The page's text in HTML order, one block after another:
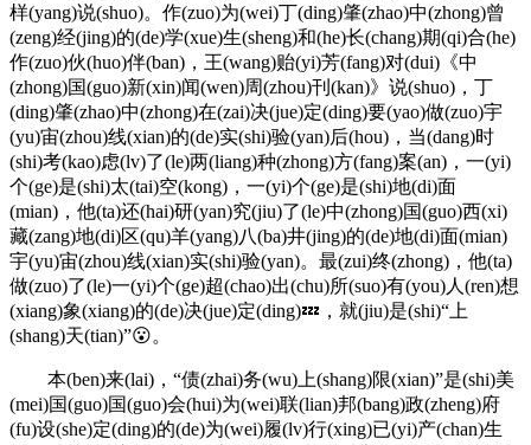
样(yang)说(shuo)。作(zuo)为(wei)丁(ding)肇(zhao)中(zhong)曾
(zeng)经(jing)的(de)学(xue)生(sheng)和(he)长(chang)期(qi)合(he)
作(zuo)伙(huo)伴(ban)，王(wang)贻(yi)芳(fang)对(dui)《中
(zhong)国(guo)新(xin)闻(wen)周(zhou)刊(kan)》说(shuo)，丁
(ding)肇(zhao)中(zhong)在(zai)决(jue)定(ding)要(yao)做(zuo)宇
(yu)宙(zhou)线(xian)的(de)实(shi)验(yan)后(hou)，当(dang)时
(shi)考(kao)虑(lv)了(le)两(liang)种(zhong)方(fang)案(an)，一(yi)
个(ge)是(shi)太(tai)空(kong)，一(yi)个(ge)是(shi)地(di)面
(mian)，他(ta)还(hai)研(yan)究(jiu)了(le)中(zhong)国(guo)西(xi)
藏(zang)地(di)区(qu)羊(yang)八(ba)井(jing)的(de)地(di)面(mian)
宇(yu)宙(zhou)线(xian)实(shi)验(yan)。最(zui)终(zhong)，他(ta)
做(zuo)了(le)一(yi)个(ge)超(chao)出(chu)所(suo)有(you)人(ren)想
(xiang)象(xiang)的(de)决(jue)定(ding)💤，就(jiu)是(shi)“上
(shang)天(tian)”😮。
本(ben)来(lai)，“债(zhai)务(wu)上(shang)限(xian)”是(shi)美
(mei)国(guo)国(guo)会(hui)为(wei)联(lian)邦(bang)政(zheng)府
(fu)设(she)定(ding)的(de)为(wei)履(lv)行(xing)已(yi)产(chan)生